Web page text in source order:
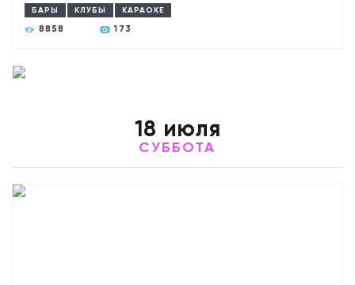
БАРЫ КЛУБЫ КАРАОКЕ
8858 173
18 июля
СУББОТА